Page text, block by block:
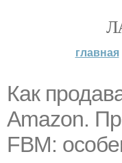
главная
Как
Amazon.
FBM: